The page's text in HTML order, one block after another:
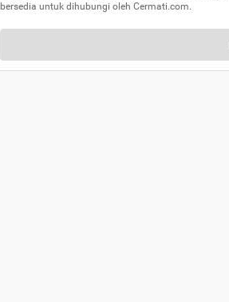
bersedia untuk dihubungi oleh Cermati.com.